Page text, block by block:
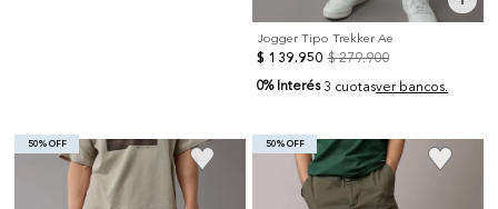
Jogger Tipo Trekker Ae
$ 139.950 $ 279.900
0% Interés 3 cuotasver bancos.
50% OFF 50% OFF